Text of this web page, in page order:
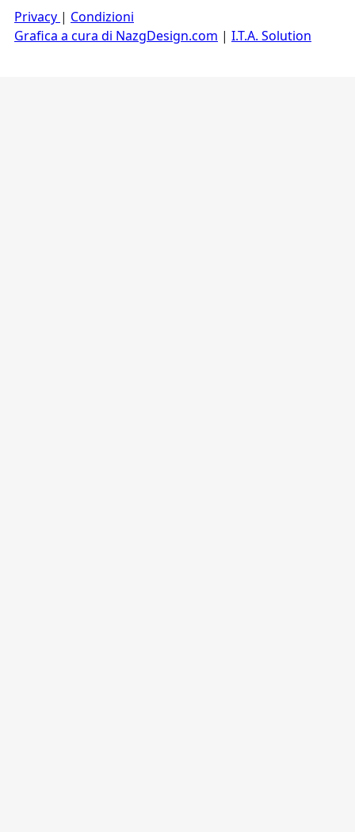
Privacy | Condizioni
Grafica a cura di NazgDesign.com | I.T.A. Solution